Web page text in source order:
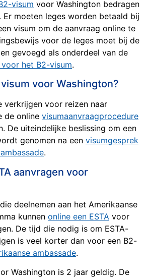
visum voor Washington bedragen
Er moeten leges worden betaald bij
visum om de aanvraag online te
voor de leges moet bij de
gevoegd als onderdeel van de
het B2-visum.
voor Washington?
verkrijgen voor reizen naar
de online visumaanvraagprocedure
De uiteindelijke beslissing om een
genomen na een visumgesprek
.
aanvragen voor
deelnemen aan het Amerikaanse
kunnen online een ESTA voor
De tijd die nodig is om ESTA-
is veel korter dan voor een B2-
ambassade.
Washington is 2 jaar geldig. De